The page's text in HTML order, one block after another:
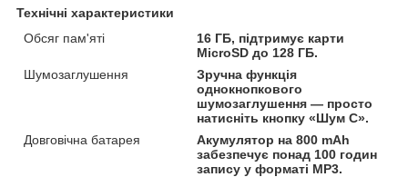
Технічні характеристики
Обсяг пам'яті
16 ГБ, підтримує карти
MicroSD до 128 ГБ.
Шумозаглушення
Зручна функція
однокнопкового
шумозаглушення — просто
натисніть кнопку «Шум C».
Довговічна батарея
Акумулятор на 800 mAh
забезпечує понад 100 годин
запису у форматі MP3.